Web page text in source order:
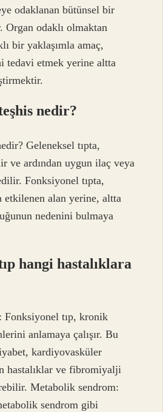
odaklanan bütünsel bir
Organ odaklı olmaktan
bir yaklaşımla amaç,
tedavi etmek yerine altta
nedir?
Geleneksel tıpta,
ve ardından uygun ilaç veya
Fonksiyonel tıpta,
etkilenen alan yerine, altta
nedenini bulmaya
hangi hastalıklara
Fonksiyonel tıp, kronik
anlamaya çalışır. Bu
kardiyovasküler
hastalıklar ve fibromiyalji
Metabolik sendrom:
sendrom gibi